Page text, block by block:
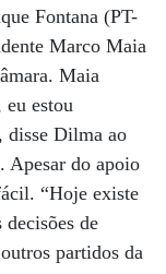
Fontana (PT-
Marco Maia
Maia
estou
disse Dilma ao
Apesar do apoio
“Hoje existe
de
partidos da